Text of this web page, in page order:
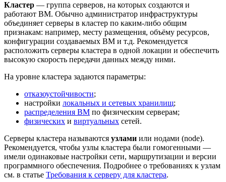
Кластер — группа серверов, на которых создаются и
работают ВМ. Обычно администратор инфраструктуры
объединяет серверы в кластер по каким-либо общим
признакам: например, месту размещения, объёму ресурсов,
конфигурации создаваемых ВМ и т.д. Рекомендуется
расположить серверы кластера в одной локации и обеспечить
высокую скорость передачи данных между ними.
На уровне кластера задаются параметры:
отказоустойчивости;
настройки локальных и сетевых хранилищ;
распределения ВМ по физическим серверам;
физических и виртуальных сетей.
Серверы кластера называются узлами или нодами (node).
Рекомендуется, чтобы узлы кластера были гомогенными —
имели одинаковые настройки сети, маршрутизации и версии
программного обеспечения. Подробнее о требованиях к узлам
см. в статье Требования к серверу для кластера.